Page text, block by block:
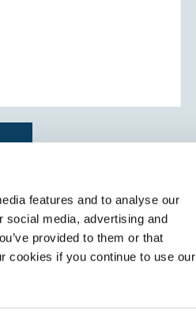
features and to analyse our
social media, advertising and
provided to them or that
cookies if you continue to use our